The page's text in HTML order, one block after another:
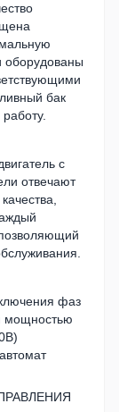
оборудованы
бак
с
отвечают
фаз
мощностью